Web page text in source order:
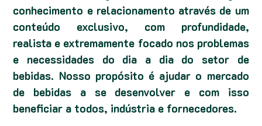
conhecimento e relacionamento através de um
conteúdo exclusivo, com profundidade,
realista e extremamente focado nos problemas
e necessidades do dia a dia do setor de
bebidas. Nosso propósito é ajudar o mercado
de bebidas a se desenvolver e com isso
beneficiar a todos, indústria e fornecedores.